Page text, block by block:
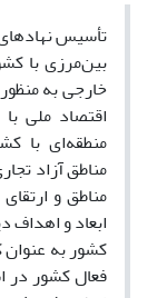
تأسیس نهادهای
بین‌مرزی با
خارجی به
اقتصاد ملی
منطقه‌ای با
مناطق آزاد
مناطق و
فعال کشور در